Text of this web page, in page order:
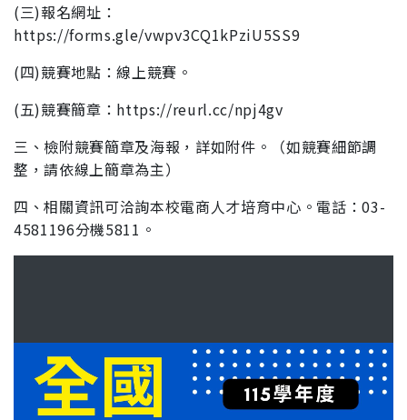
(三)報名網址：
https://forms.gle/vwpv3CQ1kPziU5SS9
(四)競賽地點：線上競賽。
(五)競賽簡章：https://reurl.cc/npj4gv
三、檢附競賽簡章及海報，詳如附件。（如競賽細節調
整，請依線上簡章為主）
四、相關資訊可洽詢本校電商人才培育中心。電話：03-
4581196分機5811。